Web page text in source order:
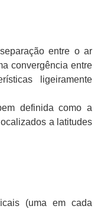
entre o ar
convergência entre
ligeiramente
definida como a
a latitudes
(uma em cada